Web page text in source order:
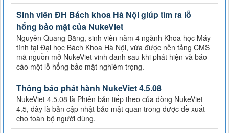
Sinh viên ĐH Bách khoa Hà Nội giúp tìm ra lỗ
hổng bảo mật của NukeViet
Nguyễn Quang Bằng, sinh viên năm 4 ngành Khoa học Máy
tính tại Đại học Bách Khoa Hà Nội, vừa được nền tảng CMS
mã nguồn mở NukeViet vinh danh sau khi phát hiện và báo
cáo một lỗ hổng bảo mật nghiêm trọng.
Thông báo phát hành NukeViet 4.5.08
NukeViet 4.5.08 là Phiên bản tiếp theo của dòng NukeViet
4.5, đây là bản cập nhật bảo mật quan trong được đề xuất
cho toàn bộ người dùng.